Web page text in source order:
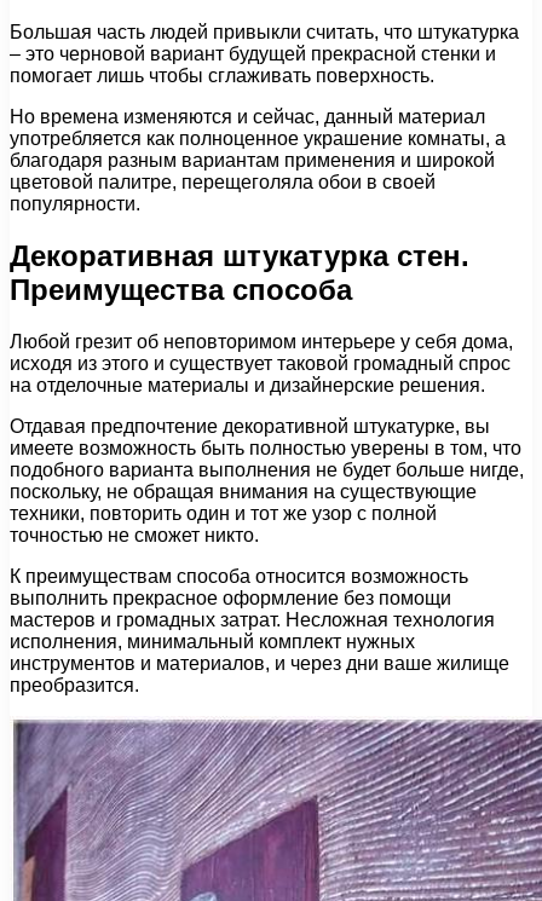
Большая часть людей привыкли считать, что штукатурка
– это черновой вариант будущей прекрасной стенки и
помогает лишь чтобы сглаживать поверхность.
Но времена изменяются и сейчас, данный материал
употребляется как полноценное украшение комнаты, а
благодаря разным вариантам применения и широкой
цветовой палитре, перещеголяла обои в своей
популярности.
Декоративная штукатурка стен.
Преимущества способа
Любой грезит об неповторимом интерьере у себя дома,
исходя из этого и существует таковой громадный спрос
на отделочные материалы и дизайнерские решения.
Отдавая предпочтение декоративной штукатурке, вы
имеете возможность быть полностью уверены в том, что
подобного варианта выполнения не будет больше нигде,
поскольку, не обращая внимания на существующие
техники, повторить один и тот же узор с полной
точностью не сможет никто.
К преимуществам способа относится возможность
выполнить прекрасное оформление без помощи
мастеров и громадных затрат. Несложная технология
исполнения, минимальный комплект нужных
инструментов и материалов, и через дни ваше жилище
преобразится.